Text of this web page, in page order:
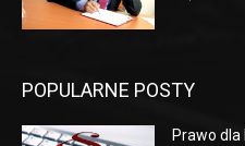
POPULARNE POSTY
Prawo